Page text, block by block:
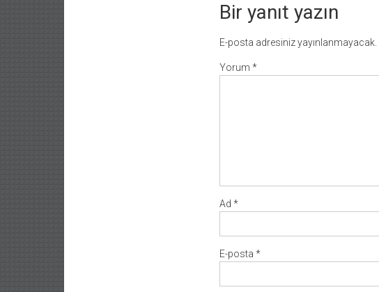
Bir yanıt yazın
E-posta adresiniz yayınlanmayacak.
Yorum *
Ad *
E-posta *